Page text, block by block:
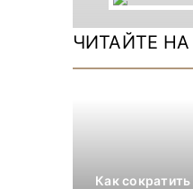
ЧИТАЙТЕ
Как